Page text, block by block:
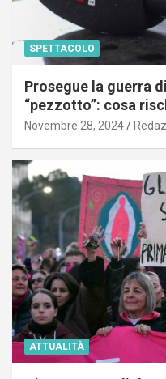
SPETTACOLO
Prosegue la guerra
“pezzotto”: cosa
Novembre 28, 2024
ATTUALITÀ